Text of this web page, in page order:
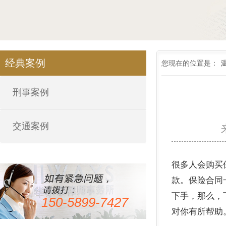
经典案例
刑事案例
交通案例
150-5899-7427
您现在的位置是：
很多人会购买
款。 保险合同
下手 ， 那么 ，
对你有所帮助